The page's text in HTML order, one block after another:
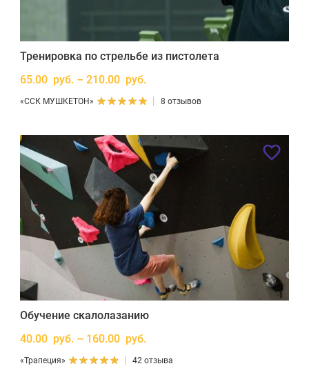
Тренировка по стрельбе из пистолета
65.00 руб. – 210.00 руб.
«ССК МУШКЕТОН» 8 отзывов
Обучение скалолазанию
40.00 руб. – 160.00 руб.
«Трапеция» 42 отзыва